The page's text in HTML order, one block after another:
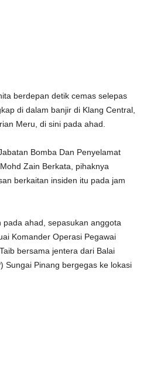
berdepan detik cemas selepas
di dalam banjir di Klang Central,
Meru, di sini pada ahad.
Bomba Dan Penyelamat
Zain Berkata, pihaknya
berkaitan insiden itu pada jam
ahad, sepasukan anggota
Komander Operasi Pegawai
bersama jentera dari Balai
Sungai Pinang bergegas ke lokasi